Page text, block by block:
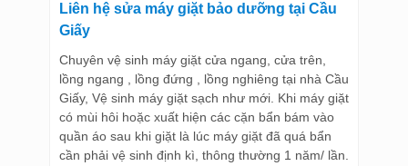
Liên hệ sửa máy giặt bảo dưỡng tại Cầu
Giấy
Chuyên vệ sinh máy giặt cửa ngang, cửa trên,
lồng ngang , lồng đứng , lồng nghiêng tại nhà Cầu
Giấy, Vệ sinh máy giặt sạch như mới. Khi máy giặt
có mùi hôi hoặc xuất hiện các cặn bẩn bám vào
quần áo sau khi giặt là lúc máy giặt đã quá bẩn
cần phải vệ sinh định kì, thông thường 1 năm/ lần.